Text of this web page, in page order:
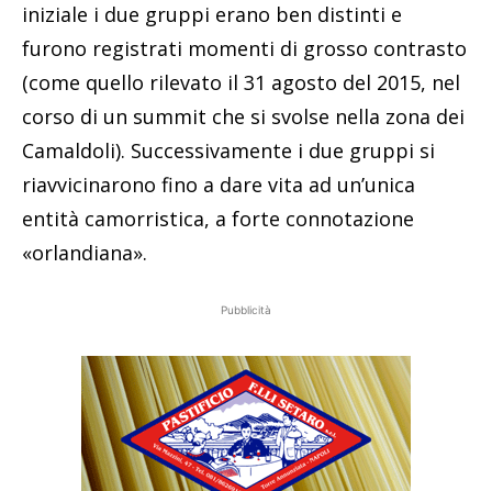
iniziale i due gruppi erano ben distinti e
furono registrati momenti di grosso contrasto
(come quello rilevato il 31 agosto del 2015, nel
corso di un summit che si svolse nella zona dei
Camaldoli). Successivamente i due gruppi si
riavvicinarono fino a dare vita ad un’unica
entità camorristica, a forte connotazione
«orlandiana».
Pubblicità